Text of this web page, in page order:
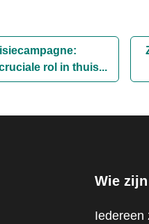
rol in thuis...
Wie
Iedereen